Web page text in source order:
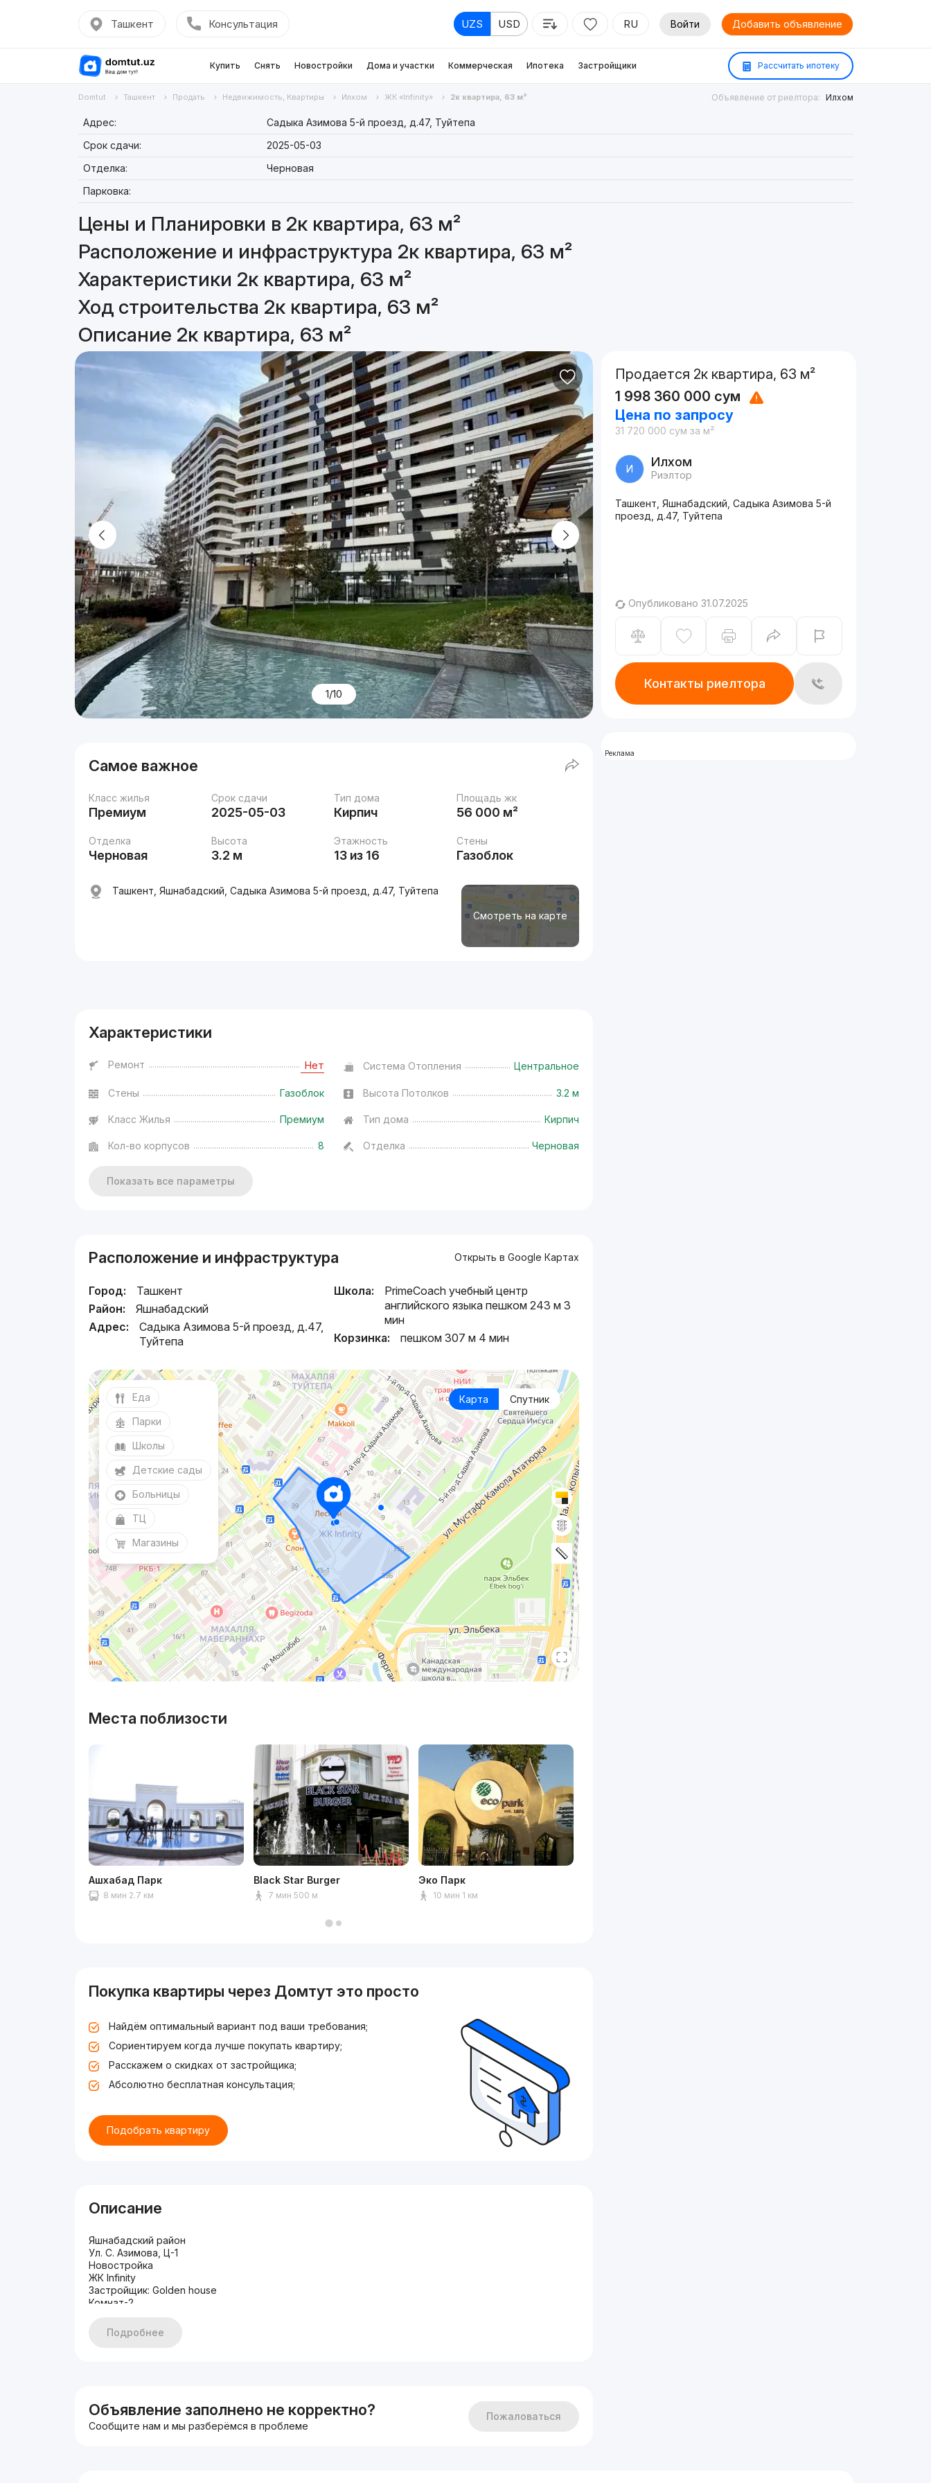
Ташкент Консультация UZS USD RU Войти Добавить объявление
Купить Снять Новостройки Дома и участки Коммерческая Ипотека Застройщики Рассчитать ипотеку
Domtut Ташкент Продать Недвижимость, Квартиры Илхом ЖК «Infinity» 2к квартира, 63 м² Объявление от риелтора: Илхом
Адрес:
Садыка Азимова 5-й проезд, д.47, Туйтепа
Срок сдачи:
2025-05-03
Отделка:
Черновая
Парковка:
Цены и Планировки в 2к квартира, 63 м²
Расположение и инфраструктура 2к квартира, 63 м²
Характеристики 2к квартира, 63 м²
Ход строительства 2к квартира, 63 м²
Описание 2к квартира, 63 м²
1/10
Самое важное
Класс жилья
Премиум
Срок сдачи
2025-05-03
Тип дома
Кирпич
Площадь жк
56 000 м²
Отделка
Черновая
Высота
3.2 м
Этажность
13 из 16
Стены
Газоблок
Смотреть на карте
Ташкент, Яшнабадский, Садыка Азимова 5-й проезд, д.47, Туйтепа
Характеристики
Ремонт Нет Система Отопления Центральное
Стены Газоблок Высота Потолков 3.2 м
Класс Жилья Премиум Тип дома Кирпич
Кол-во корпусов 8 Отделка Черновая
Показать все параметры
Расположение и инфраструктура Открыть в Google Картах
Город:
Ташкент
Район:
Яшнабадский
Адрес:
Садыка Азимова 5-й проезд, д.47,
Туйтепа
Школа:
PrimeCoach учебный центр
английского языка пешком 243 м 3
мин
Корзинка:
пешком 307 м 4 мин
Карта Спутник
Еда
Парки
Школы
Детские сады
Больницы
ТЦ
Магазины
Места поблизости
Ашхабад Парк
8 мин 2.7 км
Black Star Burger
7 мин 500 м
Эко Парк
10 мин 1 км
Покупка квартиры через Домтут это просто
Найдём оптимальный вариант под ваши требования;
Сориентируем когда лучше покупать квартиру;
Расскажем о скидках от застройщика;
Абсолютно бесплатная консультация;
Подобрать квартиру
Описание
Яшнабадский район
Ул. С. Азимова, Ц-1
Новостройка
ЖК Infinity
Застройщик: Golden house
Комнат-2
Этажность-15
Площадь-63 кв.м
Подробнее
Объявление заполнено не корректно?
Сообщите нам и мы разберёмся в проблеме
Пожаловаться
Продается 2к квартира, 63 м²
1 998 360 000 сум
Цена по запросу
31 720 000 сум за м²
И Илхом
Риэлтор
Ташкент, Яшнабадский, Садыка Азимова 5-й
проезд, д.47, Туйтепа
Опубликовано 31.07.2025
Контакты риелтора
Реклама